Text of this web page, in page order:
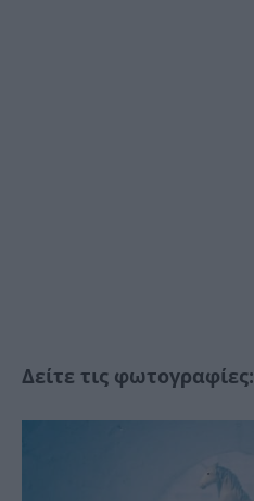
Δείτε τις φωτογραφίες: